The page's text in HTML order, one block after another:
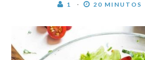
1 20 MINUTOS